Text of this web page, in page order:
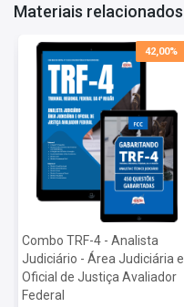
Materiais relacionados
42,00%
Combo TRF-4 - Analista
Judiciário - Área Judiciária e
Oficial de Justiça Avaliador
Federal